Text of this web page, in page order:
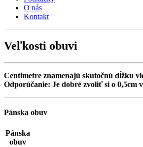
O nás
Kontakt
Veľkosti obuvi
Centimetre znamenajú skutočnú dĺžku
Odporúčanie: Je dobré zvoliť si o 0,5cm
Pánska obuv
Pánska
obuv